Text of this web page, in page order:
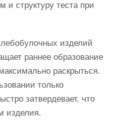
и структуру теста при
изделий
раннее образование
раскрыться.
только
затвердевает, что
изделия.